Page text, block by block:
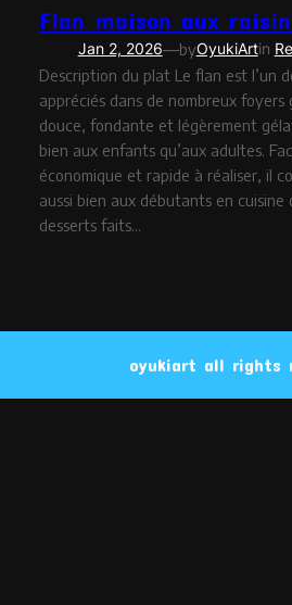
Flan maison aux
Jan 2, 2026—byOyukiArtin
Description du plat Le flan est l’un
appréciés dans de nombreux
douce, fondante et légèrement
bien aux enfants qu’aux adultes.
économique et rapide à réaliser, il
aussi bien aux débutants en cuisine
desserts faits…
oyukiart all rights